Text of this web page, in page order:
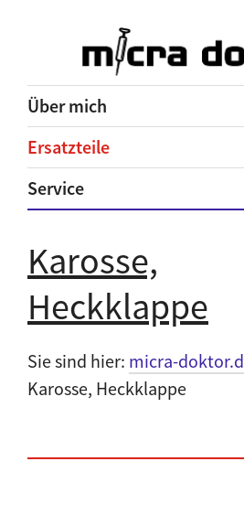
Über mich
Ersatzteile
Service
Karosse,
Heckklappe
Sie sind hier: micra-
Karosse, Heckklappe